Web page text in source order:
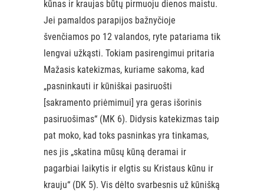
kūnas ir kraujas būtų pirmuoju dienos maistu.
Jei pamaldos parapijos bažnyčioje
švenčiamos po 12 valandos, ryte patariama tik
lengvai užkąsti. Tokiam pasirengimui pritaria
Mažasis katekizmas, kuriame sakoma, kad
„pasninkauti ir kūniškai pasiruošti
[sakramento priėmimui] yra geras išorinis
pasiruošimas“ (MK 6). Didysis katekizmas taip
pat moko, kad toks pasninkas yra tinkamas,
nes jis „skatina mūsų kūną deramai ir
pagarbiai laikytis ir elgtis su Kristaus kūnu ir
krauju“ (DK 5). Vis dėlto svarbesnis už kūnišką